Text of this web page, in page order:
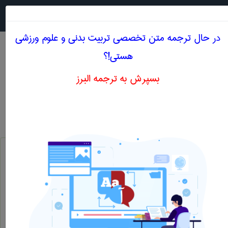
اصطلاحات تخصصی انگلیسی تربيت بدنی و علوم
ورزشی حرف Y
قایق بادبان دار یا موتور دار
در حال ترجمه متن تخصصی تربيت بدنی و علوم ورزشی
هستی!؟
بسپرش به ترجمه البرز